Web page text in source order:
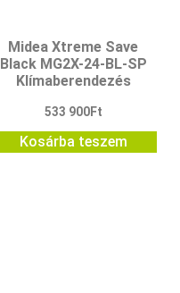
Midea Xtreme Save
Black MG2X-24-BL-SP
Klímaberendezés
533 900Ft
Kosárba teszem